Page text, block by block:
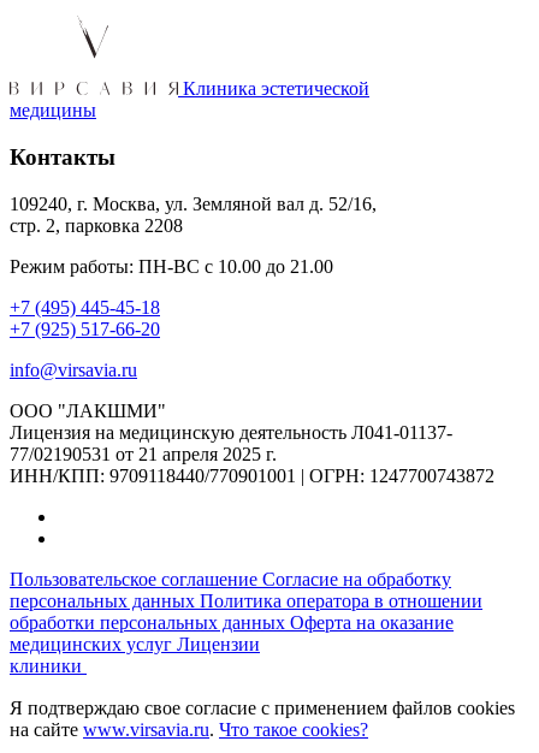
Клиника эстетической
медицины
Контакты
109240, г. Москва, ул. Земляной вал д. 52/16,
стр. 2, парковка 2208
Режим работы: ПН-ВС с 10.00 до 21.00
+7 (495) 445-45-18
+7 (925) 517-66-20
info@virsavia.ru
ООО "ЛАКШМИ"
Лицензия на медицинскую деятельность Л041-01137-
77/02190531 от 21 апреля 2025 г.
ИНН/КПП: 9709118440/770901001 | ОГРН: 1247700743872
Пользовательское соглашение Согласие на обработку
персональных данных Политика оператора в отношении
обработки персональных данных Оферта на оказание
медицинских услуг Лицензии
клиники
Я подтверждаю свое согласие с применением файлов cookies
на сайте www.virsavia.ru. Что такое cookies?